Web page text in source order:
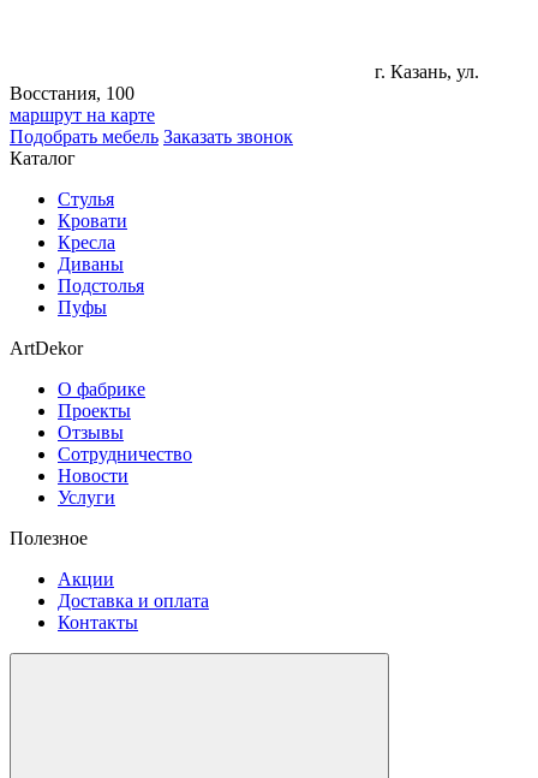
г. Казань, ул.
Восстания, 100
маршрут на карте
Подобрать мебель Заказать звонок
Каталог
Стулья
Кровати
Кресла
Диваны
Подстолья
Пуфы
ArtDekor
О фабрике
Проекты
Отзывы
Сотрудничество
Новости
Услуги
Полезное
Акции
Доставка и оплата
Контакты